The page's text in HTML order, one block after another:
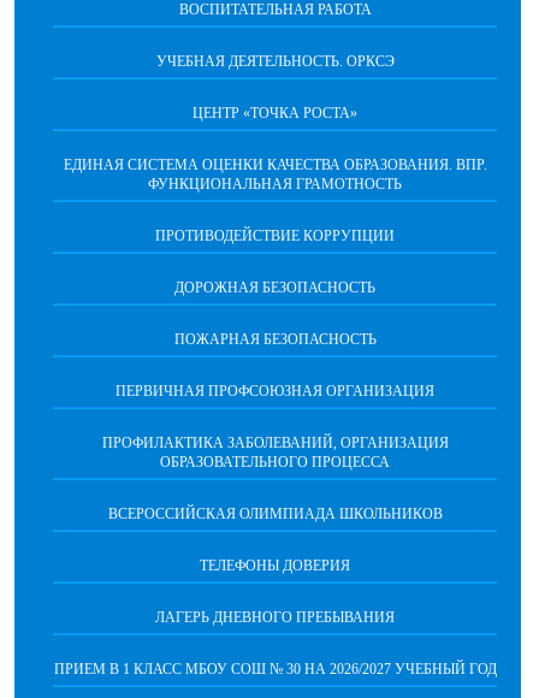
ВОСПИТАТЕЛЬНАЯ РАБОТА
УЧЕБНАЯ ДЕЯТЕЛЬНОСТЬ. ОРКСЭ
ЦЕНТР «ТОЧКА РОСТА»
ЕДИНАЯ СИСТЕМА ОЦЕНКИ КАЧЕСТВА ОБРАЗОВАНИЯ. ВПР.
ФУНКЦИОНАЛЬНАЯ ГРАМОТНОСТЬ
ПРОТИВОДЕЙСТВИЕ КОРРУПЦИИ
ДОРОЖНАЯ БЕЗОПАСНОСТЬ
ПОЖАРНАЯ БЕЗОПАСНОСТЬ
ПЕРВИЧНАЯ ПРОФСОЮЗНАЯ ОРГАНИЗАЦИЯ
ПРОФИЛАКТИКА ЗАБОЛЕВАНИЙ, ОРГАНИЗАЦИЯ
ОБРАЗОВАТЕЛЬНОГО ПРОЦЕССА
ВСЕРОССИЙСКАЯ ОЛИМПИАДА ШКОЛЬНИКОВ
ТЕЛЕФОНЫ ДОВЕРИЯ
ЛАГЕРЬ ДНЕВНОГО ПРЕБЫВАНИЯ
ПРИЕМ В 1 КЛАСС МБОУ СОШ № 30 НА 2026/2027 УЧЕБНЫЙ ГОД